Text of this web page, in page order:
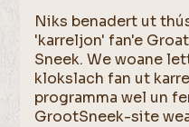
Niks benadert ut
'karreljon' fan'e
Sneek. We woane
klokslach fan ut
programma wel un
GrootSneek-site